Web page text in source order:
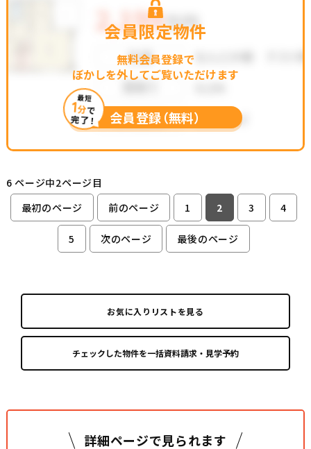
会員限定物件
無料会員登録で
ぼかしを外してご覧いただけます
最短
1分で
完了！ 会員登録（無料）
6 ページ中2ページ目
最初のページ
前のページ 1 2 3 4
5 次のページ 最後のページ
お気に入りリストを見る
詳細ページで見られます